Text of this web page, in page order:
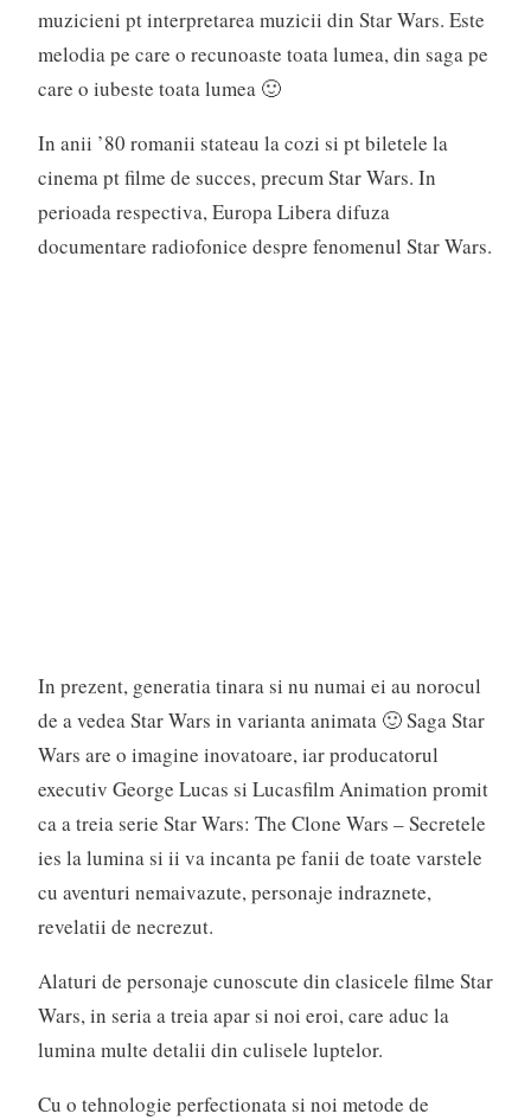
muzicieni pt interpretarea muzicii din Star Wars. Este
melodia pe care o recunoaste toata lumea, din saga pe
care o iubeste toata lumea 🙂
In anii ’80 romanii stateau la cozi si pt biletele la
cinema pt filme de succes, precum Star Wars. In
perioada respectiva, Europa Libera difuza
documentare radiofonice despre fenomenul Star Wars.
In prezent, generatia tinara si nu numai ei au norocul
de a vedea Star Wars in varianta animata 🙂 Saga Star
Wars are o imagine inovatoare, iar producatorul
executiv George Lucas si Lucasfilm Animation promit
ca a treia serie Star Wars: The Clone Wars – Secretele
ies la lumina si ii va incanta pe fanii de toate varstele
cu aventuri nemaivazute, personaje indraznete,
revelatii de necrezut.
Alaturi de personaje cunoscute din clasicele filme Star
Wars, in seria a treia apar si noi eroi, care aduc la
lumina multe detalii din culisele luptelor.
Cu o tehnologie perfectionata si noi metode de